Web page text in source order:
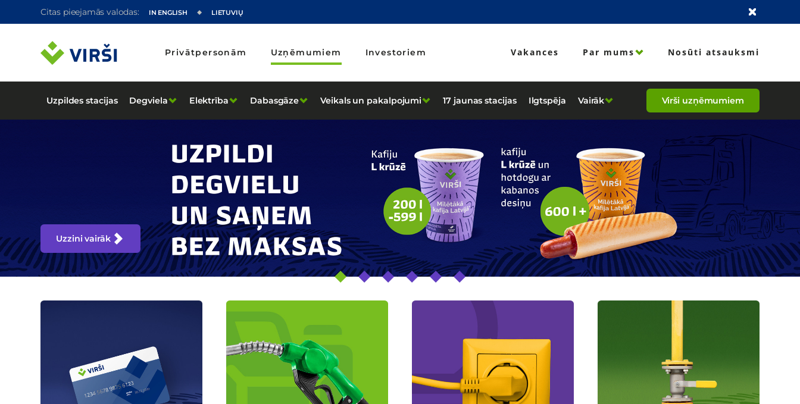
Citas pieejamās valodas: IN ENGLISH LIETUVIŲ
Privātpersonām Uzņēmumiem Investoriem Vakances Par mums Nosūti atsauksmi
Uzpildes stacijas Degviela Elektrība Dabasgāze Veikals un pakalpojumi 17 jaunas stacijas Ilgtspēja Vairāk Virši uzņēmumiem
Uzzini vairāk